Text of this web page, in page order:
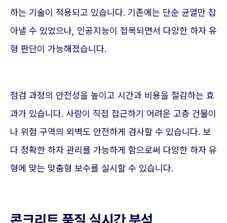
하는 기술이 적용되고 있습니다. 기존에는 단순 균열만 잡
아낼 수 있었으나, 인공지능이 접목되면서 다양한 하자 유
형 판단이 가능해졌습니다.
점검 과정의 안전성을 높이고 시간과 비용을 절감하는 효
과가 있습니다. 사람이 직접 접근하기 어려운 고층 건물이
나 위험 구역의 외벽도 안전하게 검사할 수 있습니다. 보
다 정확한 하자 관리를 가능하게 함으로써 다양한 하자 유
형에 맞는 맞춤형 보수를 실시할 수 있습니다.